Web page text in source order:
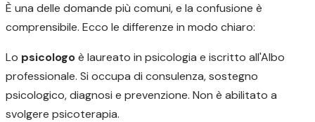
È una delle domande più comuni, e la confusione è
comprensibile. Ecco le differenze in modo chiaro:
Lo psicologoè laureato in psicologia e iscritto all'Albo
professionale. Si occupa di consulenza, sostegno
psicologico, diagnosi e prevenzione. Non è abilitato a
svolgere psicoterapia.